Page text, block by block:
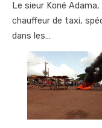
Le sieur Koné Adama,
chauffeur de taxi,
dans les…